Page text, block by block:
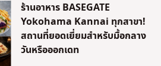
ร้านอาหาร BASEGATE
Yokohama Kannai ทุกสาขา!
สถานที่ยอดเยี่ยมสำหรับมื้อกลาง
วันหรือออกเดท